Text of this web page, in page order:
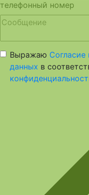
телефонный номер
Выражаю Согласие
данных в